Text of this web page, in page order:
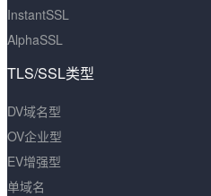
InstantSSL
AlphaSSL
TLS/SSL类型
DV域名型
OV企业型
EV增强型
单域名